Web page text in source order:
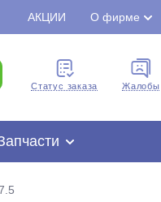
АКЦИИ О фирме
Cтатус заказа Жалобы